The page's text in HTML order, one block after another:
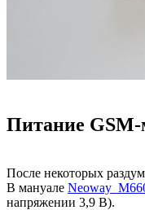
Питание GSM-
После некоторых
В мануале
напряжении 3,9 В).